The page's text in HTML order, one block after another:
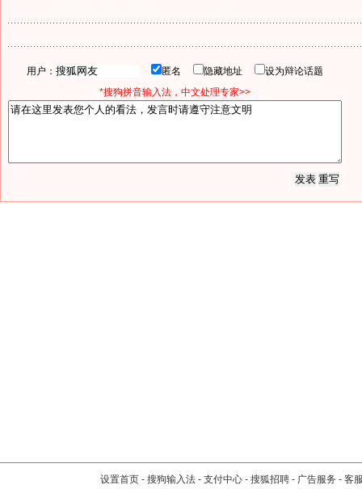
用户： 匿名 隐藏地址
设为辩论话题
*搜狗拼音输入法，中文处理专家>>
设置首页 - 搜狗输入法 - 支付中心 - 搜狐招聘 - 广告服务 - 客